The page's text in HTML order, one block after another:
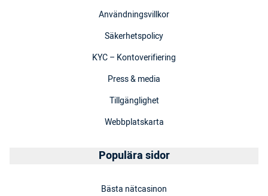
Användningsvillkor
Säkerhetspolicy
KYC – Kontoverifiering
Press & media
Tillgänglighet
Webbplatskarta
Populära sidor
Bästa nätcasinon